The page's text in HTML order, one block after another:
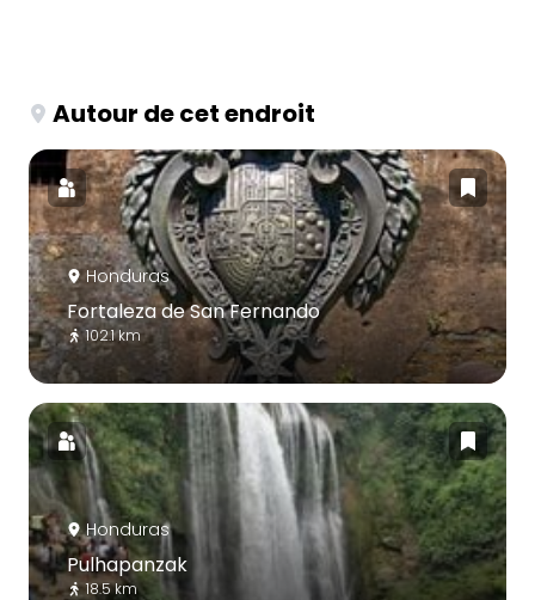
Autour de cet endroit
Honduras
Fortaleza de San Fernando
102.1 km
Honduras
Pulhapanzak
18.5 km